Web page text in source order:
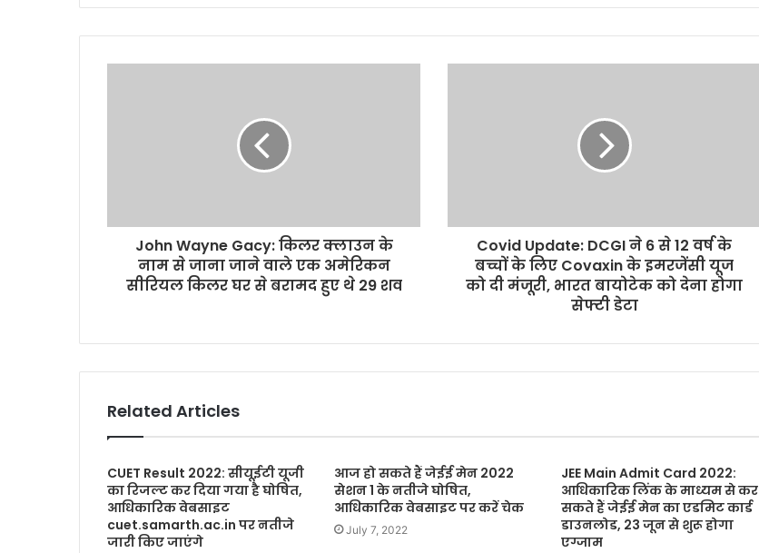
u
r
John Wayne Gacy: किलर क्लाउन के
नाम से जाना जाने वाले एक अमेरिकन
सीरियल किलर घर से बरामद हुए थे 29 शव
Covid Update: DCGI ने 6 से 12 वर्ष के
बच्चों के लिए Covaxin के इमरजेंसी यूज
को दी मंजूरी, भारत बायोटेक को देना होगा
सेफ्टी डेटा
Related Articles
CUET Result 2022: सीयूईटी यूजी
का रिजल्ट कर दिया गया है घोषित,
आधिकारिक वेबसाइट
cuet.samarth.ac.in पर नतीजे
जारी किए जाएंगे
आज हो सकते हैं जेईई मेन 2022
सेशन 1 के नतीजे घोषित,
आधिकारिक वेबसाइट पर करें चेक
July 7, 2022
JEE Main Admit Card 2022:
आधिकारिक लिंक के माध्यम से कर
सकते हैं जेईई मेन का एडमिट कार्ड
डाउनलोड, 23 जून से शुरू होगा
एग्जाम